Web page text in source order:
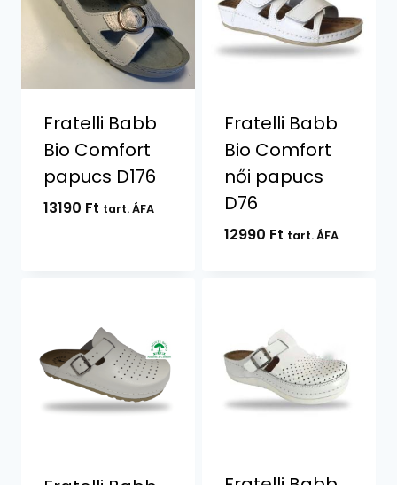
Fratelli Babb
Bio Comfort
papucs D176
13190 Ft tart. ÁFA
Fratelli Babb
Bio Comfort
női papucs
D76
12990 Ft tart. ÁFA